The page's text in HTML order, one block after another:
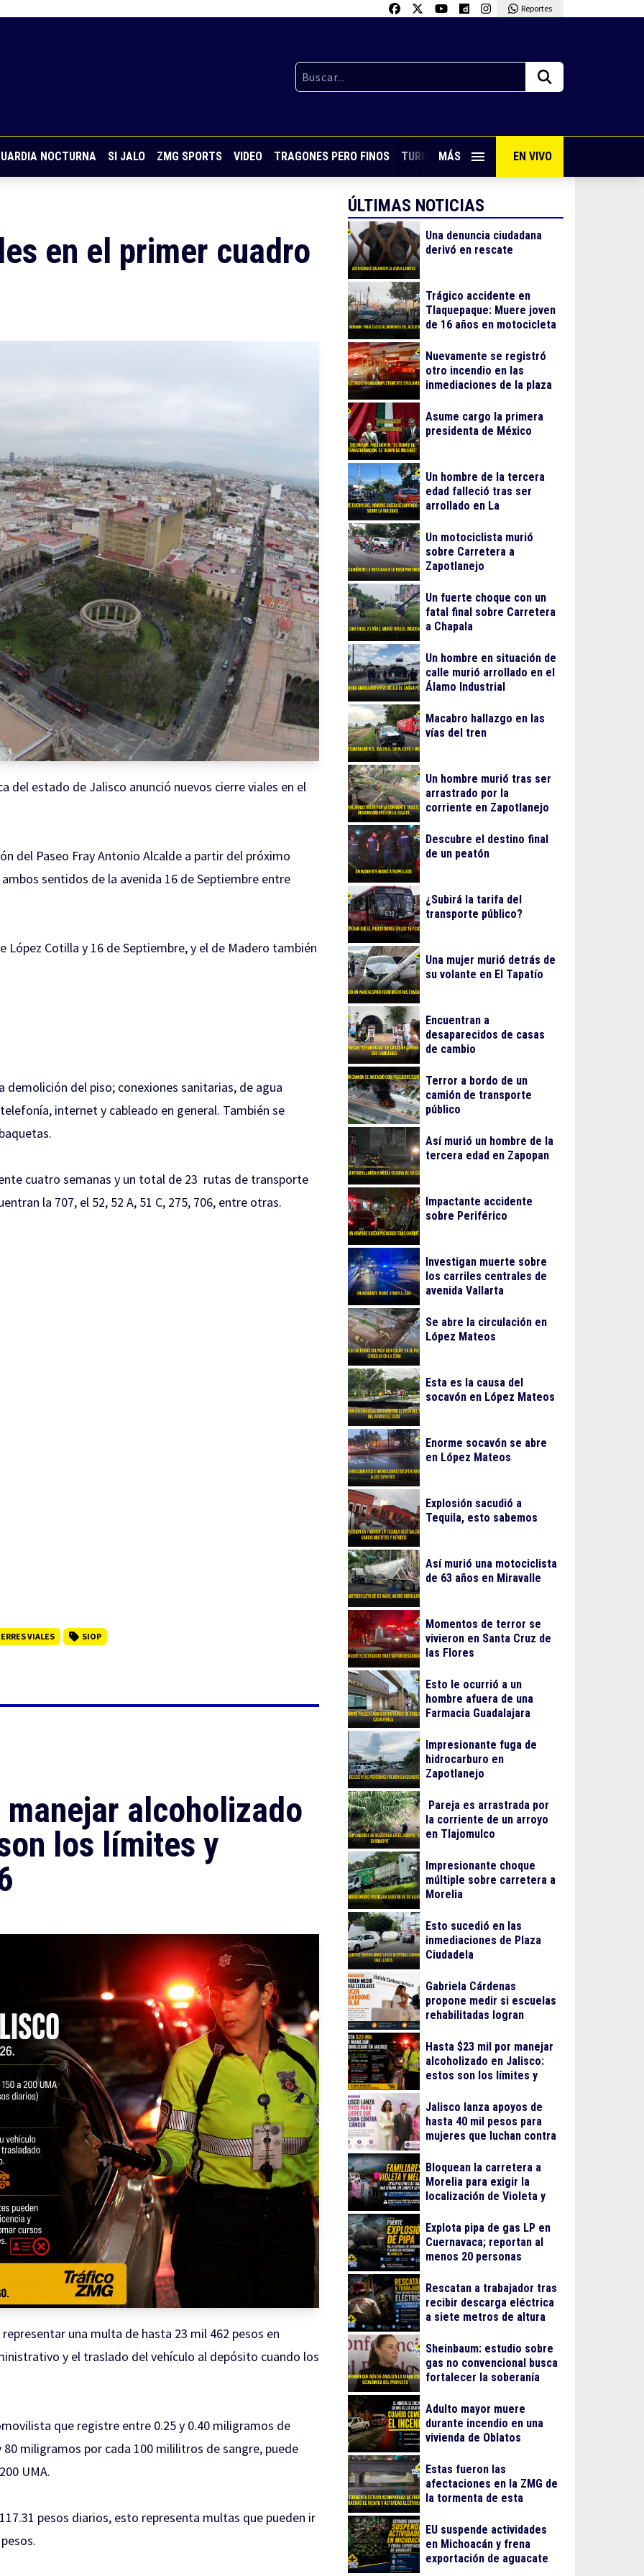
Reportes
NOCTURNA SI JALO ZMG SPORTS VIDEO TRAGONES PERO FINOS TURISMO CON SABOR VIVE PUERTO VALLARTA
MÁS EN VIVO
en el primer cuadro
del estado de Jalisco anunció nuevos cierre viales en el
del Paseo Fray Antonio Alcalde a partir del próximo
sentidos de la avenida 16 de Septiembre entre
López Cotilla y 16 de Septiembre, y el de Madero también
demolición del piso; conexiones sanitarias, de agua
internet y cableado en general. También se
cuatro semanas y un total de 23 rutas de transporte
la 707, el 52, 52 A, 51 C, 275, 706, entre otras.
VIALES SIOP
alcoholizado
los límites y
una multa de hasta 23 mil 462 pesos en
y el traslado del vehículo al depósito cuando los
que registre entre 0.25 y 0.40 miligramos de
miligramos por cada 100 mililitros de sangre, puede
UMA.
pesos diarios, esto representa multas que pueden ir
ÚLTIMAS NOTICIAS
Una denuncia ciudadana
derivó en rescate
Trágico accidente en
Tlaquepaque: Muere joven
de 16 años en motocicleta
Nuevamente se registró
otro incendio en las
inmediaciones de la plaza
Asume cargo la primera
presidenta de México
Un hombre de la tercera
edad falleció tras ser
arrollado en La
Un motociclista murió
sobre Carretera a
Zapotlanejo
Un fuerte choque con un
fatal final sobre Carretera
a Chapala
Un hombre en situación de
calle murió arrollado en el
Álamo Industrial
Macabro hallazgo en las
vías del tren
Un hombre murió tras ser
arrastrado por la
corriente en Zapotlanejo
Descubre el destino final
de un peatón
¿Subirá la tarifa del
transporte público?
Una mujer murió detrás de
su volante en El Tapatío
Encuentran a
desaparecidos de casas
de cambio
Terror a bordo de un
camión de transporte
público
Así murió un hombre de la
tercera edad en Zapopan
Impactante accidente
sobre Periférico
Investigan muerte sobre
los carriles centrales de
avenida Vallarta
Se abre la circulación en
López Mateos
Esta es la causa del
socavón en López Mateos
Enorme socavón se abre
en López Mateos
Explosión sacudió a
Tequila, esto sabemos
Así murió una motociclista
de 63 años en Miravalle
Momentos de terror se
vivieron en Santa Cruz de
las Flores
Esto le ocurrió a un
hombre afuera de una
Farmacia Guadalajara
Impresionante fuga de
hidrocarburo en
Zapotlanejo
Pareja es arrastrada por
la corriente de un arroyo
en Tlajomulco
Impresionante choque
múltiple sobre carretera a
Morelia
Esto sucedió en las
inmediaciones de Plaza
Ciudadela
Gabriela Cárdenas
propone medir si escuelas
rehabilitadas logran
escolar
Hasta $23 mil por manejar
alcoholizado en Jalisco:
estos son los límites y
Jalisco lanza apoyos de
hasta 40 mil pesos para
mujeres que luchan contra
Bloquean la carretera a
Morelia para exigir la
localización de Violeta y
Explota pipa de gas LP en
Cuernavaca; reportan al
menos 20 personas
Rescatan a trabajador tras
recibir descarga eléctrica
a siete metros de altura
Sheinbaum: estudio sobre
gas no convencional busca
fortalecer la soberanía
Adulto mayor muere
durante incendio en una
vivienda de Oblatos
Estas fueron las
afectaciones en la ZMG de
la tormenta de esta
EU suspende actividades
en Michoacán y frena
exportación de aguacate